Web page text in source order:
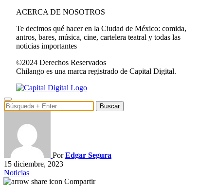
ACERCA DE NOSOTROS
Te decimos qué hacer en la Ciudad de México: comida,
antros, bares, música, cine, cartelera teatral y todas las
noticias importantes
©2024 Derechos Reservados
Chilango es una marca registrado de Capital Digital.
Buscar
PorEdgar Segura
15 diciembre, 2023
Noticias
Compartir